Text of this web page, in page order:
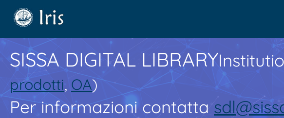
SISSA DIGITAL LIBRARY
prodotti, OA)
Per informazioni contatta